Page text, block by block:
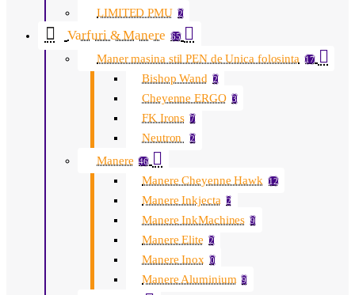
LIMITED PMU 2
Varfuri & Manere 65
Maner masina stil PEN de Unica folosinta 17
Bishop Wand 2
Cheyenne ERGO 3
FK Irons 7
Neutron 2
Manere 46
Manere Cheyenne Hawk 12
Manere Inkjecta 2
Manere InkMachines 9
Manere Elite 2
Manere Inox 0
Manere Aluminium 9